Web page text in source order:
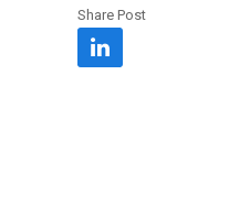
Share Post